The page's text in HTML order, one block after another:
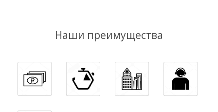
Наши преимущества